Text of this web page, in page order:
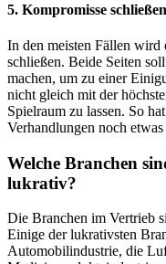
5. Kompromisse schließen
In den meisten Fällen wird
schließen. Beide Seiten
machen, um zu einer
nicht gleich mit der
Spielraum zu lassen. So
Verhandlungen noch
Welche Branchen
lukrativ?
Die Branchen im Vertrieb
Einige der lukrativsten
Automobilindustrie, die